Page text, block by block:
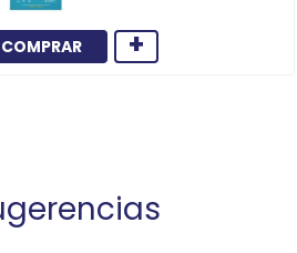
COMPRAR +